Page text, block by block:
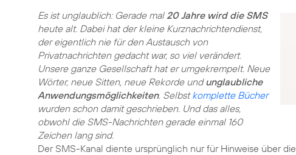
Es ist unglaublich: Gerade mal 20 Jahre wird die SMS
heute alt. Dabei hat der kleine Kurznachrichtendienst,
der eigentlich nie für den Austausch von
Privatnachrichten gedacht war, so viel verändert.
Unsere ganze Gesellschaft hat er umgekrempelt. Neue
Wörter, neue Sitten, neue Rekorde undunglaubliche
Anwendungsmöglichkeiten. Selbstkomplette Bücher
wurden schon damit geschrieben. Und das alles,
obwohl die SMS-Nachrichten gerade einmal 160
Zeichen lang sind.
Der SMS-Kanal diente ursprünglich nur für Hinweise über die